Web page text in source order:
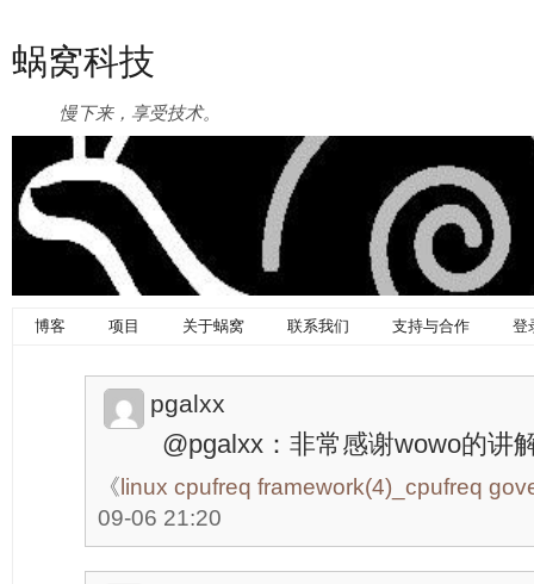
蜗窝科技
慢下来，享受技术。
博客 项目 关于蜗窝 联系我们 支持与合作 登
pgalxx
@pgalxx：非常感谢wowo的讲
《 linux cpufreq framework(4)_cpufreq
09-06 21:20